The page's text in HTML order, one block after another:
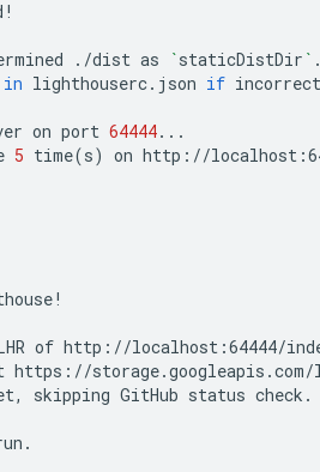
./dist as `staticDistDir `
in lighthouserc.json if
on port 64444...
5 time(s) on http://
of http://localhost:64444/
https://storage.googleapis.com/
skipping GitHub status check.